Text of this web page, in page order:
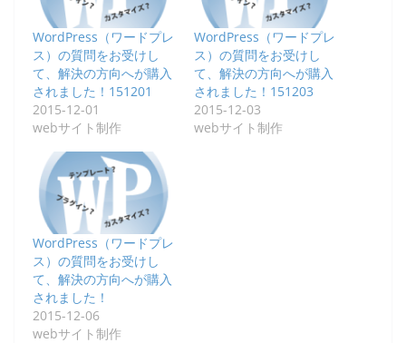
WordPress（ワードプレ
ス）の質問をお受けし
て、解決の方向へが購入
されました！151201
2015-12-01
webサイト制作
WordPress（ワードプレ
ス）の質問をお受けし
て、解決の方向へが購入
されました！151203
2015-12-03
webサイト制作
WordPress（ワードプレ
ス）の質問をお受けし
て、解決の方向へが購入
されました！
2015-12-06
webサイト制作